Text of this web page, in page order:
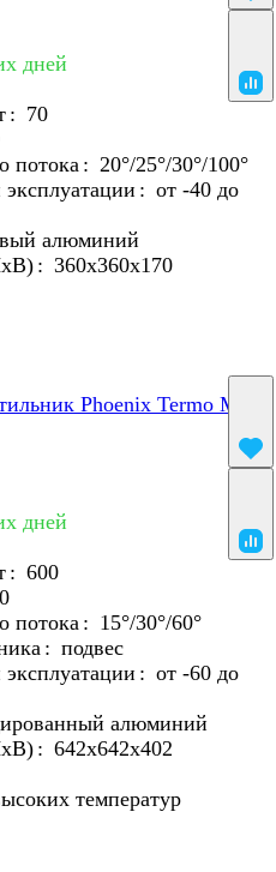
дней
: 70
потока: 20°/25°/30°/100°
: от -40 до
алюминий
: 360x360х170
Phoenix Termo Mars
дней
: 600
потока: 15°/30°/60°
: подвес
: от -60 до
алюминий
: 642x642x402
температур